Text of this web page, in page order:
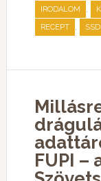
IRODALOM ,
RECEPT , SSD
FUPI –